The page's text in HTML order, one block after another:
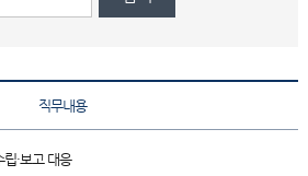
직무내용
·보고 대응